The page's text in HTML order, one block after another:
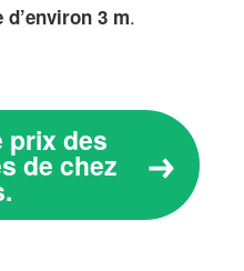
d’environ 3 m.
prix des
de chez